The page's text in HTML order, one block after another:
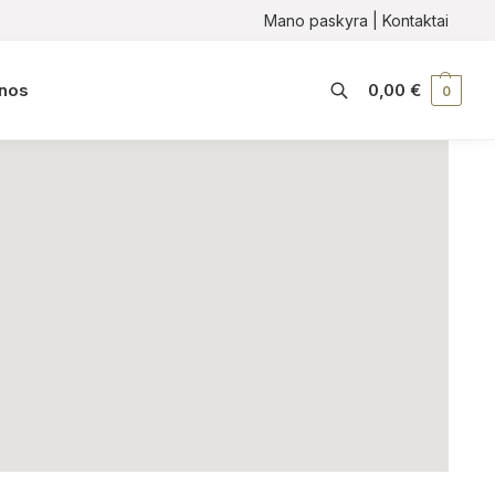
Mano paskyra |Kontaktai
0,00€ 0